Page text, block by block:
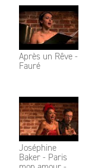
Après un Rêve -
Fauré
Joséphine
Baker - Paris